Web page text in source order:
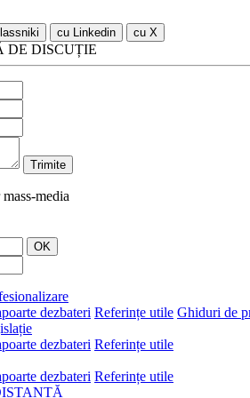
cu Linkedin cu X
DE DISCUȚIE
Trimite
media
dezbateri Referințe utile Ghiduri de
dezbateri Referințe utile
dezbateri Referințe utile